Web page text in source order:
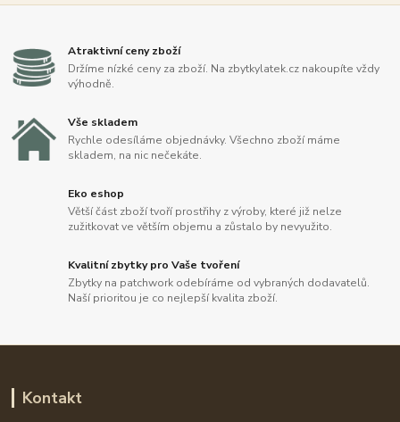
Atraktivní ceny zboží
Držíme nízké ceny za zboží. Na zbytkylatek.cz nakoupíte vždy
výhodně.
Vše skladem
Rychle odesíláme objednávky. Všechno zboží máme
skladem, na nic nečekáte.
Eko eshop
Větší část zboží tvoří prostřihy z výroby, které již nelze
zužitkovat ve větším objemu a zůstalo by nevyužito.
Kvalitní zbytky pro Vaše tvoření
Zbytky na patchwork odebíráme od vybraných dodavatelů.
Naší prioritou je co nejlepší kvalita zboží.
Kontakt